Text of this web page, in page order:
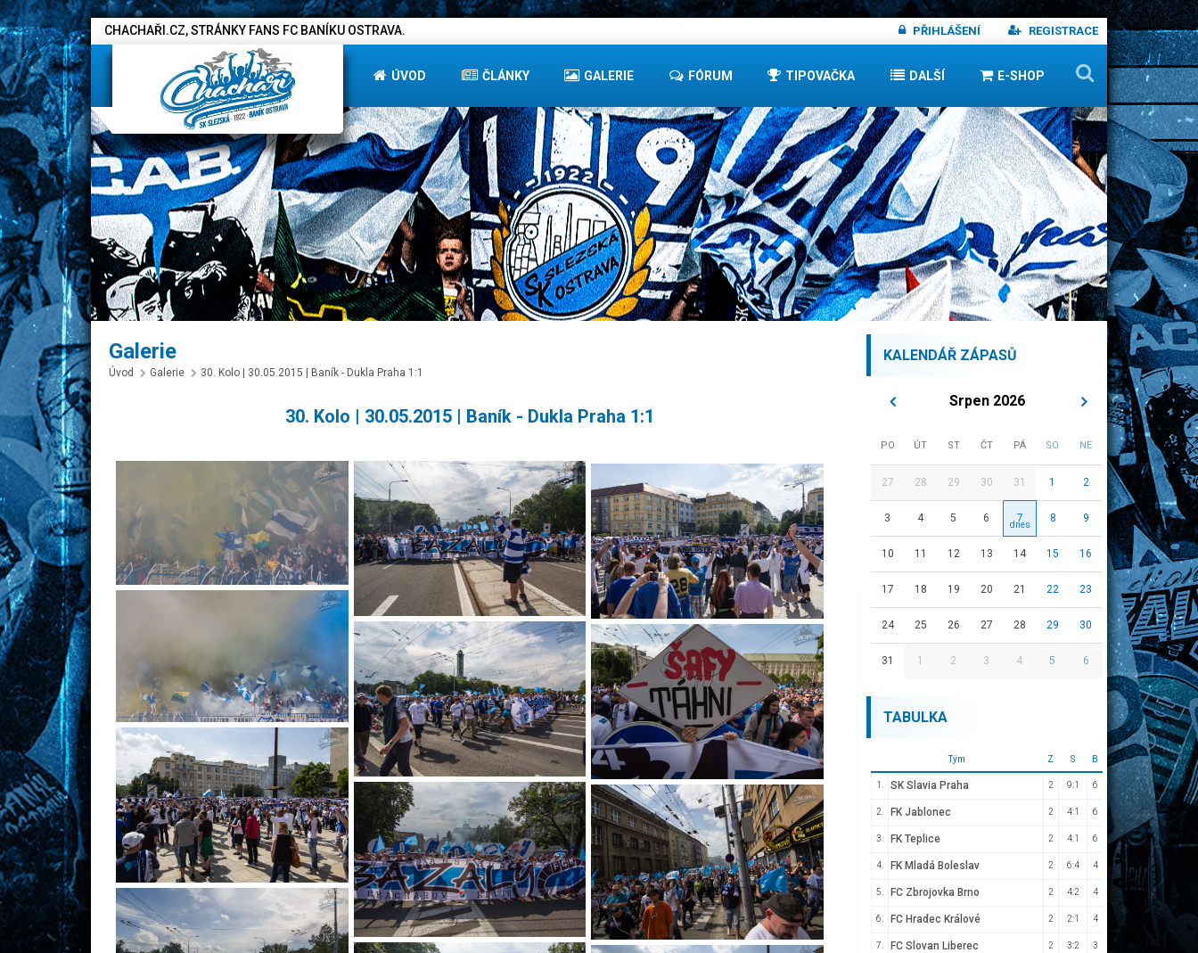
CHACHAŘI.CZ, STRÁNKY FANS FC BANÍKU OSTRAVA. PŘIHLÁŠENÍ REGISTRACE
ÚVOD ČLÁNKY GALERIE FÓRUM TIPOVAČKA DALŠÍ E-SHOP
Galerie
Úvod Galerie 30. Kolo | 30.05.2015 | Baník - Dukla Praha 1:1
30. Kolo | 30.05.2015 | Baník - Dukla Praha 1:1
KALENDÁŘ ZÁPASŮ
Srpen 2026
PO ÚT ST ČT PÁ SO NE
27 28 29 30 31 1 2
3 4 5 6 7 8 9
10 11 12 13 14 15 16
17 18 19 20 21 22 23
24 25 26 27 28 29 30
31 1 2 3 4 5 6
TABULKA
Tým Z S B
1. SK Slavia Praha 2 9:1 6
2. FK Jablonec 2 4:1 6
3. FK Teplice 2 4:1 6
4. FK Mladá Boleslav 2 6:4 4
5. FC Zbrojovka Brno 2 4:2 4
6. FC Hradec Králové 2 2:1 4
7. FC Slovan Liberec 2 3:2 3